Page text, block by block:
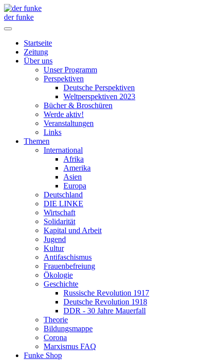
der funke
Startseite
Zeitung
Über uns
Unser Programm
Perspektiven
Deutsche Perspektiven
Weltperspektiven 2023
Bücher & Broschüren
Werde aktiv!
Veranstaltungen
Links
Themen
International
Afrika
Amerika
Asien
Europa
Deutschland
DIE LINKE
Wirtschaft
Solidarität
Kapital und Arbeit
Jugend
Kultur
Antifaschismus
Frauenbefreiung
Ökologie
Geschichte
Russische Revolution 1917
Deutsche Revolution 1918
DDR - 30 Jahre Mauerfall
Theorie
Bildungsmappe
Corona
Marxismus FAQ
Funke Shop